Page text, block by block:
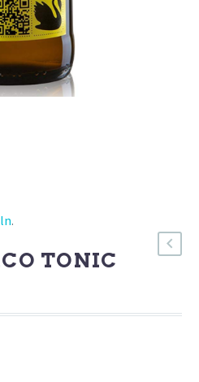
.
TONIC